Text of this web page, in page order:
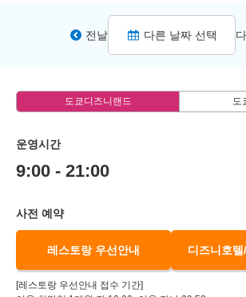
전날 다른 날짜 선택
도쿄디즈니랜드 도
운영시간
9:00 - 21:00
사전 예약
레스토랑 우선안내 디즈니호
[레스토랑 우선안내 접수 기간]